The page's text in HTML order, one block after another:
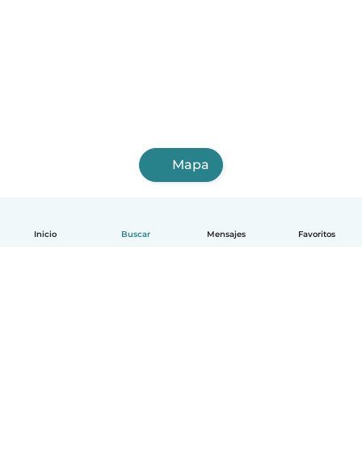
Inicio Buscar Mensajes Favoritos
Mapa